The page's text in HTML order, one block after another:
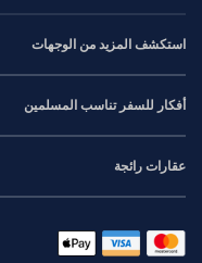
استكشف المزيد من الوجهات
أفكار للسفر تناسب المسلمين
عقارات رائجة